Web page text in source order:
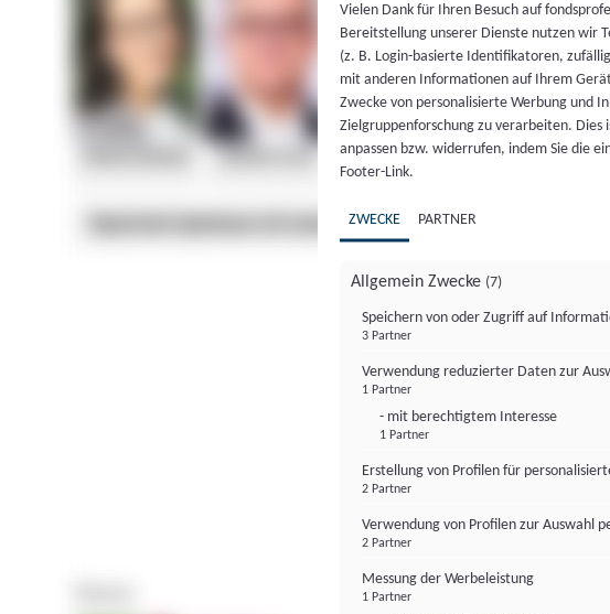
Vielen Dank für Ihren Besuch auf
Bereitstellung unserer Dienste nutzen wir
(z. B. Login-basierte Identifikatoren,
mit anderen Informationen auf Ihrem
Zwecke von personalisierte Werbung und
Zielgruppenforschung zu verarbeiten.
anpassen bzw. widerrufen, indem Sie die
Footer-Link.
ZWECKE PARTNER
Allgemein Zwecke (7)
Speichern von oder Zugriff auf
3 Partner
Verwendung reduzierter Daten zur
1 Partner
- mit berechtigtem Interesse
1 Partner
Erstellung von Profilen für
2 Partner
Verwendung von Profilen zur Auswahl
2 Partner
Messung der Werbeleistung
1 Partner